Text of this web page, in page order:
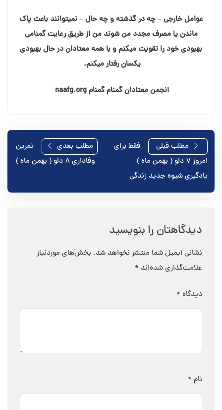
عوامل خارجی – چه در گذشته و چه حال – نمیتوانند باعث پاک
ماندن یا مصرف مجدد من شوند من از طریق رعایت گمنامی
بهبودی خود را تقویت میکنم و با همه معتادان در حال بهبودی
یکسان رفتار میکنم.
انجمن معتادان گمنام گمنام naafg.org
راهبری
نوشته
مطلب قبلی
فقط برای
امروز ۷ دلو ( بهمن ماه )
یادگیری شیوه جدید زندگی
مطلب بعدی
تمرین
وفاداری ۸ دلو ( بهمن ماه )
دیدگاهتان را بنویسید
نشانی ایمیل شما منتشر نخواهد شد. بخش‌های موردنیاز
علامت‌گذاری شده‌اند *
دیدگاه *
نام *